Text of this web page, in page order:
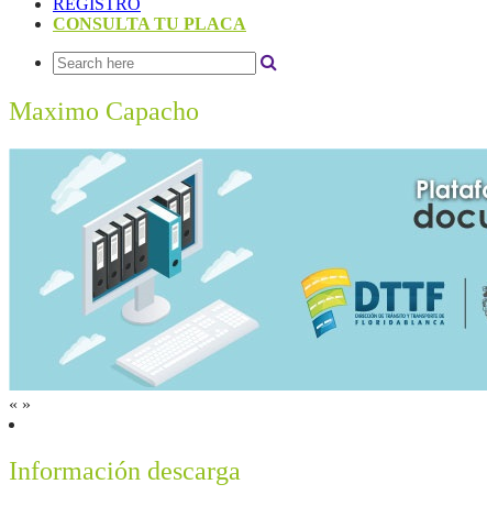
REGISTRO
CONSULTA TU PLACA
Maximo Capacho
« »
Información descarga